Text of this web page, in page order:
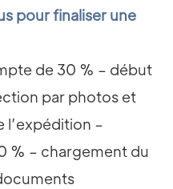
pour finaliser une
de 30 % – début
par photos et
l’expédition –
% – chargement du